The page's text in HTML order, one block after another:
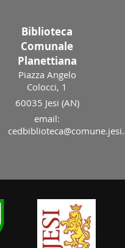
Biblioteca
Comunale
Planettiana
Piazza Angelo
Colocci, 1
60035 Jesi (AN)
email: